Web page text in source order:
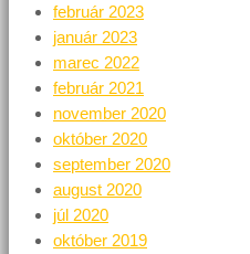
február 2023
január 2023
marec 2022
február 2021
november 2020
október 2020
september 2020
august 2020
júl 2020
október 2019